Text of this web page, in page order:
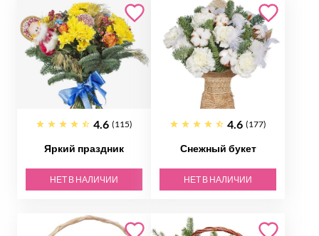
4.6 (115)
Яркий праздник
НЕТ В НАЛИЧИИ
4.6 (177)
Снежный букет
НЕТ В НАЛИЧИИ